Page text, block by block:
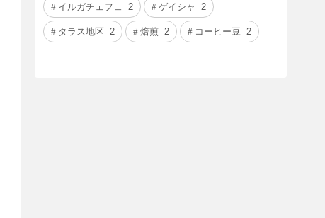
イルガチェフェ 2 ゲイシャ 2
タラス地区 2 焙煎 2 コーヒー豆 2